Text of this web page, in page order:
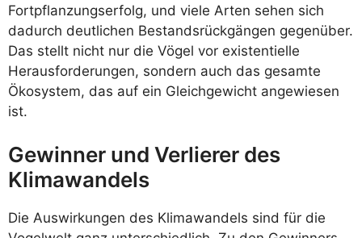
Fortpflanzungserfolg, und viele Arten sehen sich
dadurch deutlichen Bestandsrückgängen gegenüber.
Das stellt nicht nur die Vögel vor existentielle
Herausforderungen, sondern auch das gesamte
Ökosystem, das auf ein Gleichgewicht angewiesen
ist.
Gewinner und Verlierer des
Klimawandels
Die Auswirkungen des Klimawandels sind für die